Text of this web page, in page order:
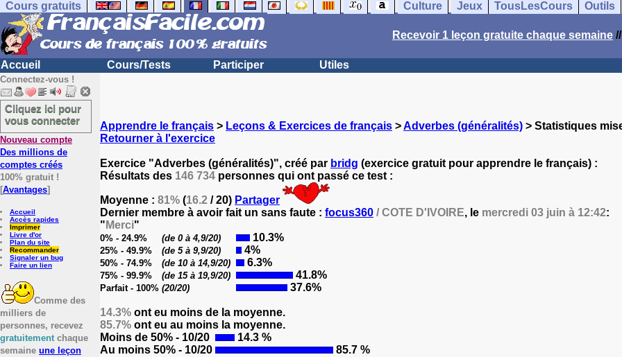
Cours gratuits Culture Jeux TousLesCours Outils
Recevoir 1 leçon gratuite chaque semaine //
Accueil Cours/Tests Participer Utiles
Connectez-vous !
Cliquez ici pour
vous connecter
Nouveau compte
Des millions de
comptes créés
100% gratuit !
[Avantages]
Accueil
Accès rapides
Imprimer
Livre d'or
Plan du site
Recommander
Signaler un bug
Faire un lien
Comme des
milliers de
personnes, recevez
gratuitementchaque
semaine une leçon
Apprendre le français > Leçons & Exercices de français >Adverbes (généralités) > Statistiques
Retourner à l'exercice
Exercice "Adverbes (généralités)", créé par bridg (exercice gratuit pour apprendre le français) :
Résultats des 146 734 personnes qui ont passé ce test :
Moyenne : 81% (16.2 / 20) Partager
Dernier membre à avoir fait un sans faute : focus360 / COTE D'IVOIRE, le mercredi 03 juin à 12:42:
" Merci"
0% - 24.9% (de 0 à 4,9/20) 10.3%
25% - 49.9% (de 5 à 9,9/20) 4%
50% - 74.9% (de 10 à 14,9/20) 6.3%
75% - 99.9% (de 15 à 19,9/20) 41.8%
Parfait - 100% (20/20) 37.6%
14.3% ont eu moins de la moyenne.
85.7% ont eu au moins la moyenne.
Moins de 50% - 10/20
14.3 %
Au moins 50% - 10/20
85.7 %